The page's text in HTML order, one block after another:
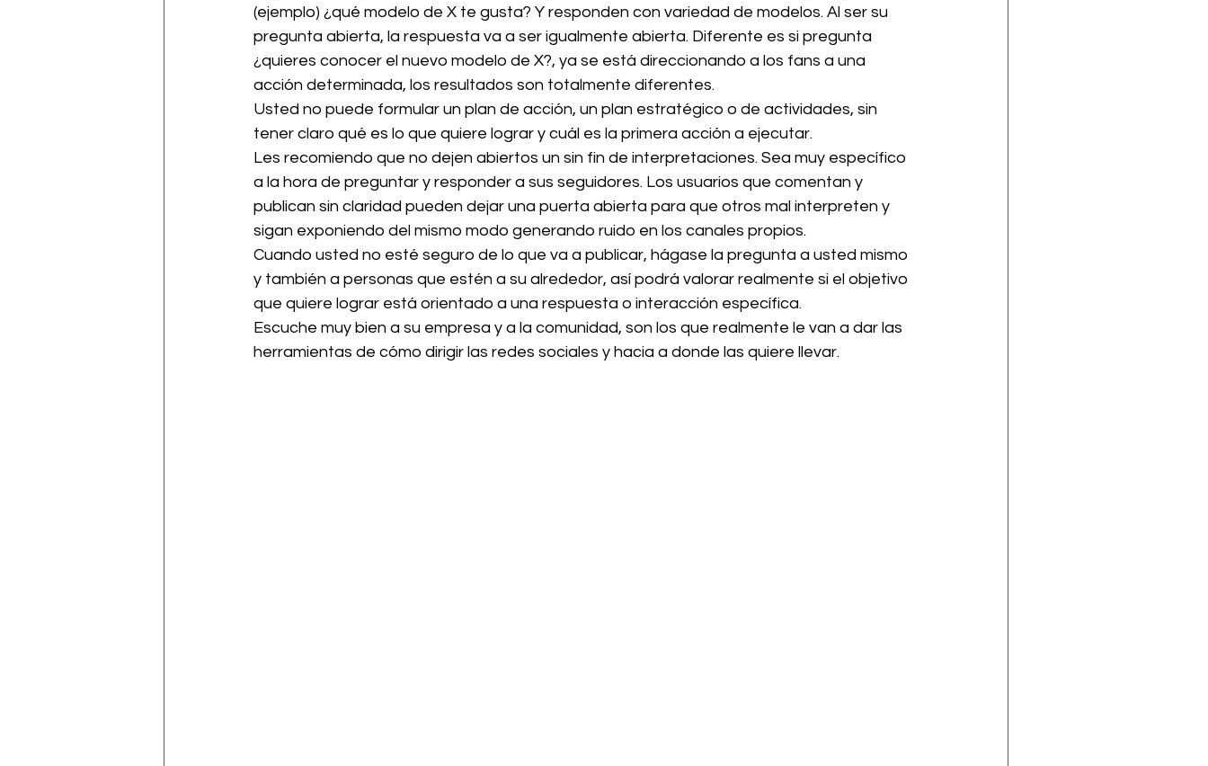
(ejemplo) ¿qué modelo de X te gusta? Y responden con variedad de modelos. Al ser su
pregunta abierta, la respuesta va a ser igualmente abierta. Diferente es si pregunta
¿quieres conocer el nuevo modelo de X?, ya se está direccionando a los fans a una
acción determinada, los resultados son totalmente diferentes.
Usted no puede formular un plan de acción, un plan estratégico o de actividades, sin
tener claro qué es lo que quiere lograr y cuál es la primera acción a ejecutar.
Les recomiendo que no dejen abiertos un sin fin de interpretaciones. Sea muy específico
a la hora de preguntar y responder a sus seguidores. Los usuarios que comentan y
publican sin claridad pueden dejar una puerta abierta para que otros mal interpreten y
sigan exponiendo del mismo modo generando ruido en los canales propios.
Cuando usted no esté seguro de lo que va a publicar, hágase la pregunta a usted mismo
y también a personas que estén a su alrededor, así podrá valorar realmente si el objetivo
que quiere lograr está orientado a una respuesta o interacción específica.
Escuche muy bien a su empresa y a la comunidad, son los que realmente le van a dar las
herramientas de cómo dirigir las redes sociales y hacia a donde las quiere llevar.